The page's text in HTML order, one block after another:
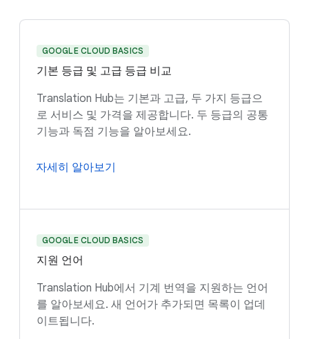
GOOGLE CLOUD BASICS
기본 등급 및 고급 등급 비교
Translation Hub는 기본과 고급, 두 가지 등급으
로 서비스 및 가격을 제공합니다. 두 등급의 공통
기능과 독점 기능을 알아보세요.
자세히 알아보기
GOOGLE CLOUD BASICS
지원 언어
Translation Hub에서 기계 번역을 지원하는 언어
를 알아보세요. 새 언어가 추가되면 목록이 업데
이트됩니다.